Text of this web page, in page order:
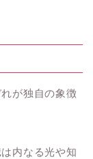
が独自の象徴
内なる光や知